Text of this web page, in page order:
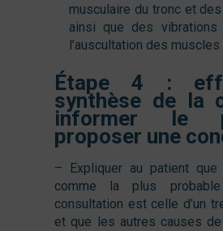
musculaire du tronc et
ainsi que des
l’auscultation des
Étape 4 :
synthèse de la
informer le
proposer une
– Expliquer au patient que
comme la plus
consultation est celle d’un
et que les autres causes